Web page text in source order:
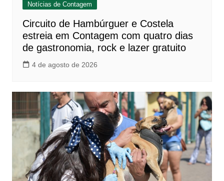
Notícias de Contagem
Circuito de Hambúrguer e Costela
estreia em Contagem com quatro dias
de gastronomia, rock e lazer gratuito
4 de agosto de 2026